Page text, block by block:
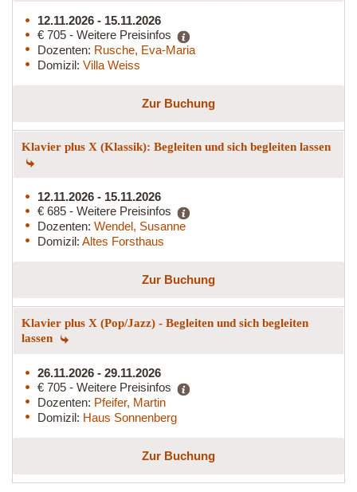
12.11.2026 - 15.11.2026
€ 705 - Weitere Preisinfos
Dozenten: Rusche, Eva-Maria
Domizil: Villa Weiss
Zur Buchung
Klavier plus X (Klassik): Begleiten und sich begleiten lassen
12.11.2026 - 15.11.2026
€ 685 - Weitere Preisinfos
Dozenten: Wendel, Susanne
Domizil: Altes Forsthaus
Zur Buchung
Klavier plus X (Pop/Jazz) - Begleiten und sich begleiten
lassen
26.11.2026 - 29.11.2026
€ 705 - Weitere Preisinfos
Dozenten: Pfeifer, Martin
Domizil: Haus Sonnenberg
Zur Buchung